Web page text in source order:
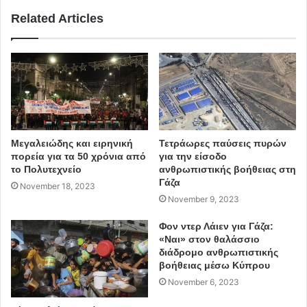
Δείτε απόσπασμα από την
τελετή προς τιμήν του Μανώλη
Γλέζου και την συγκινητική
ανάγνωση της Μάνιας
ΠαπαδημητρίουΕΔΩ
Μάνια Παπαδημητρίου ποιήματα
Μανώλης Γλέζος
συνάντηση μνήμης οικογένεια
φίλοι τελετή
Related Articles
Μεγαλειώδης και ειρηνική
πορεία για τα 50 χρόνια από
το Πολυτεχνείο
November 18, 2023
Τετράωρες παύσεις πυρών
για την είσοδο
ανθρωπιστικής βοήθειας στη
Γάζα
November 9, 2023
Φον ντερ Λάιεν για Γάζα:
«Ναι» στον θαλάσσιο
διάδρομο ανθρωπιστικής
βοήθειας μέσω Κύπρου
November 6, 2023